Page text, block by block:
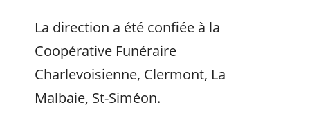
La direction a été confiée à la
Coopérative Funéraire
Charlevoisienne, Clermont, La
Malbaie, St-Siméon.